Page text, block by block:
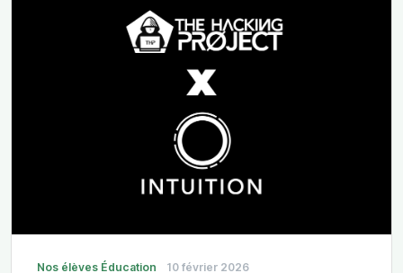
Nos élèves Éducation 10 février 2026